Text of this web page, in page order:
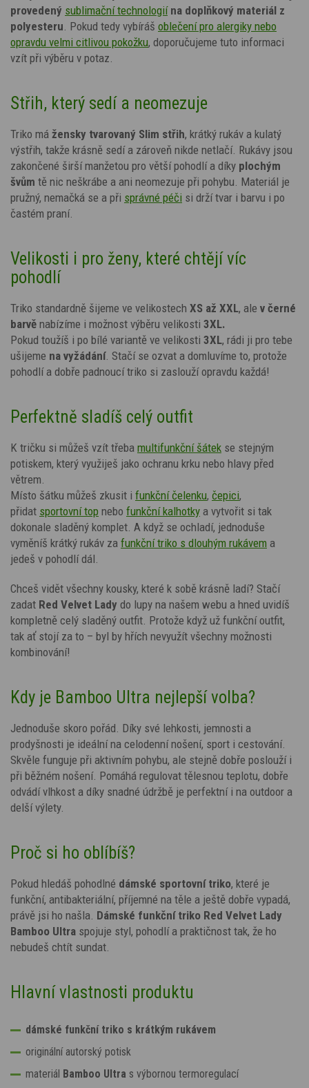
provedený sublimační technologiína doplňkový materiál z
polyesteru . Pokud tedy vybíráš oblečení pro alergiky nebo
opravdu velmi citlivou pokožku, doporučujeme tuto informaci
vzít při výběru v potaz.
Střih, který sedí a neomezuje
Triko má žensky tvarovaný Slim střih, krátký rukáv a kulatý
výstřih, takže krásně sedí a zároveň nikde netlačí. Rukávy jsou
zakončené širší manžetou pro větší pohodlí a díky plochým
švům tě nic neškrábe a ani neomezuje při pohybu. Materiál je
pružný, nemačká se a při správné péči si drží tvar i barvu i po
častém praní.
Velikosti i pro ženy, které chtějí víc
pohodlí
Triko standardně šijeme ve velikostech XS až XXL, ale v černé
barvě nabízíme i možnost výběru velikosti 3XL.
Pokud toužíš i po bílé variantě ve velikosti 3XL, rádi ji pro tebe
ušijeme na vyžádání. Stačí se ozvat a domluvíme to, protože
pohodlí a dobře padnoucí triko si zaslouží opravdu každá!
Perfektně sladíš celý outfit
K tričku si můžeš vzít třeba multifunkční šátek se stejným
potiskem, který využiješ jako ochranu krku nebo hlavy před
větrem.
Místo šátku můžeš zkusit i funkční čelenku, čepici,
přidat sportovní top nebo funkční kalhotky a vytvořit si tak
dokonale sladěný komplet. A když se ochladí, jednoduše
vyměníš krátký rukáv za funkční triko s dlouhým rukávem a
jedeš v pohodlí dál.
Chceš vidět všechny kousky, které k sobě krásně ladí? Stačí
zadat Red Velvet Lady do lupy na našem webu a hned uvidíš
kompletně celý sladěný outfit. Protože když už funkční outfit,
tak ať stojí za to – byl by hřích nevyužít všechny možnosti
kombinování!
Kdy je Bamboo Ultra nejlepší volba?
Jednoduše skoro pořád. Díky své lehkosti, jemnosti a
prodyšnosti je ideální na celodenní nošení, sport i cestování.
Skvěle funguje při aktivním pohybu, ale stejně dobře poslouží i
při běžném nošení. Pomáhá regulovat tělesnou teplotu, dobře
odvádí vlhkost a díky snadné údržbě je perfektní i na outdoor a
delší výlety.
Proč si ho oblíbíš?
Pokud hledáš pohodlné dámské sportovní triko, které je
funkční, antibakteriální, příjemné na těle a ještě dobře vypadá,
právě jsi ho našla. Dámské funkční triko Red Velvet Lady
Bamboo Ultra spojuje styl, pohodlí a praktičnost tak, že ho
nebudeš chtít sundat.
Hlavní vlastnosti produktu
dámské funkční triko s krátkým rukávem
originální autorský potisk
materiál Bamboo Ultra s výbornou termoregulací